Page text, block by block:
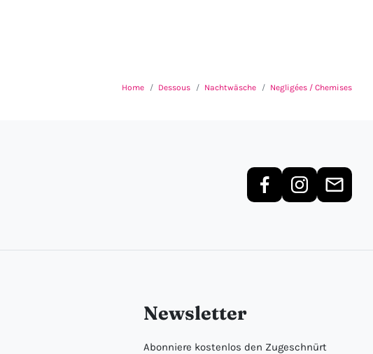
Home Dessous Nachtwäsche Negligées / Chemises
Newsletter
Abonniere kostenlos den Zugeschnürt